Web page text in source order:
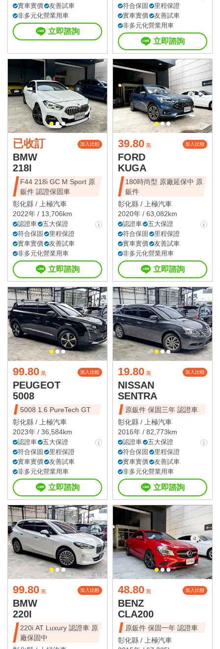
實車實價
友善試車
非多元化營業用車
立即諮詢
符合保固
里程保證
實車實價
友善試車
非多元化營業用車
立即諮詢
已收訂 加入比較
BMW
218I
F44 218i GC M Sport 原
鈑件 認證保固車
彰化縣 /
上極汽車
2022年 / 13,706km
認證車
五大保證
符合保固
里程保證
實車實價
友善試車
非多元化營業用車
立即諮詢
39.80 萬 加入比較
FORD
KUGA
180時尚型 原廠延保中 原
鈑件
彰化縣 /
上極汽車
2020年 / 63,082km
認證車
五大保證
符合保固
里程保證
實車實價
友善試車
非多元化營業用車
立即諮詢
99.80 萬 加入比較
PEUGEOT
5008
5008 1.6 PureTech GT
彰化縣 /
上極汽車
2023年 / 36,584km
認證車
五大保證
符合保固
里程保證
實車實價
友善試車
非多元化營業用車
立即諮詢
19.80 萬 加入比較
NISSAN
SENTRA
原鈑件 保固三年 認證車
彰化縣 /
上極汽車
2016年 / 82,773km
認證車
五大保證
符合保固
里程保證
實車實價
友善試車
非多元化營業用車
立即諮詢
99.80 萬 加入比較
BMW
220I
220i AT Luxury 認證車 原
廠保固中
48.80 萬 加入比較
BENZ
CLA200
原鈑件 保固一年 認證車
彰化縣 /
上極汽車